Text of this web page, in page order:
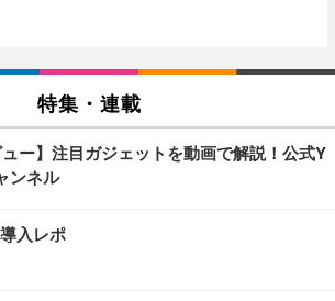
特集・連載
ュー】注目ガジェットを動画で解説！公式Y
ンネル
入レポ